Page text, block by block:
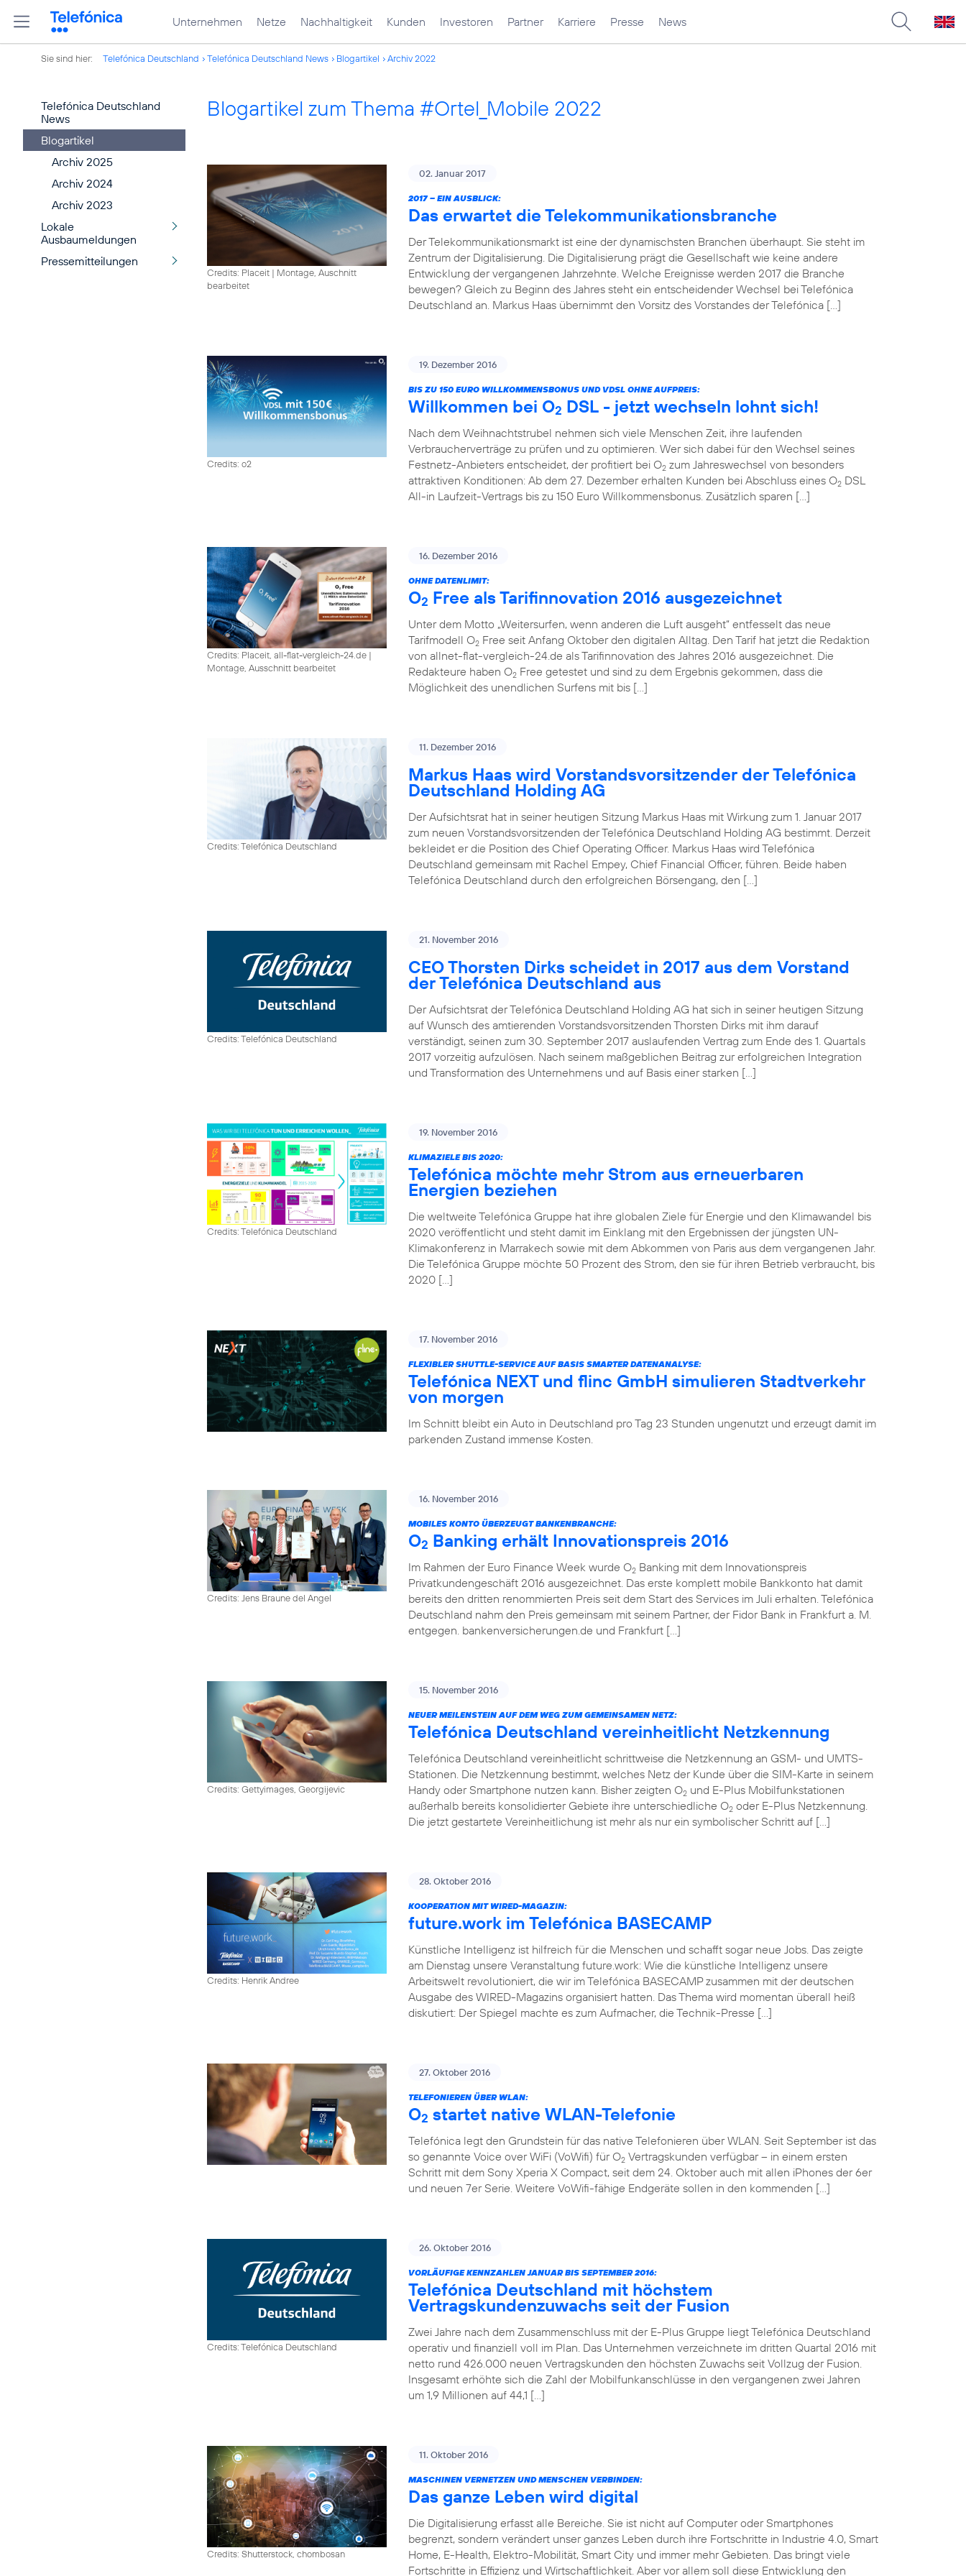
Unternehmen Netze Nachhaltigkeit Kunden Investoren Partner Karriere Presse News
Sie sind hier: Telefónica Deutschland Telefónica Deutschland News Blogartikel Archiv 2022
Telefónica Deutschland
News
Blogartikel
Archiv 2025
Archiv 2024
Archiv 2023
Lokale
Ausbaumeldungen
Pressemitteilungen
Blogartikel zum Thema #Ortel_Mobile 2022
Credits: Placeit | Montage, Auschnitt
bearbeitet
02. Januar 2017
2017 – EIN AUSBLICK:
Das erwartet die Telekommunikationsbranche
Der Telekommunikationsmarkt ist eine der dynamischsten Branchen überhaupt. Sie steht im
Zentrum der Digitalisierung. Die Digitalisierung prägt die Gesellschaft wie keine andere
Entwicklung der vergangenen Jahrzehnte. Welche Ereignisse werden 2017 die Branche
bewegen? Gleich zu Beginn des Jahres steht ein entscheidender Wechsel bei Telefónica
Deutschland an. Markus Haas übernimmt den Vorsitz des Vorstandes der Telefónica […]
Credits: o2
19. Dezember 2016
BIS ZU 150 EURO WILLKOMMENSBONUS UND VDSL OHNE AUFPREIS:
Willkommen bei O2 DSL - jetzt wechseln lohnt sich!
Nach dem Weihnachtstrubel nehmen sich viele Menschen Zeit, ihre laufenden
Verbraucherverträge zu prüfen und zu optimieren. Wer sich dabei für den Wechsel seines
Festnetz-Anbieters entscheidet, der profitiert bei O2 zum Jahreswechsel von besonders
attraktiven Konditionen: Ab dem 27. Dezember erhalten Kunden bei Abschluss eines O2 DSL
All-in Laufzeit-Vertrags bis zu 150 Euro Willkommensbonus. Zusätzlich sparen […]
Credits: Placeit, all-flat-vergleich-24.de |
Montage, Ausschnitt bearbeitet
16. Dezember 2016
OHNE DATENLIMIT:
O2 Free als Tarifinnovation 2016 ausgezeichnet
Unter dem Motto „Weitersurfen, wenn anderen die Luft ausgeht“ entfesselt das neue
Tarifmodell O2 Free seit Anfang Oktober den digitalen Alltag. Den Tarif hat jetzt die Redaktion
von allnet-flat-vergleich-24.de als Tarifinnovation des Jahres 2016 ausgezeichnet. Die
Redakteure haben O2 Free getestet und sind zu dem Ergebnis gekommen, dass die
Möglichkeit des unendlichen Surfens mit bis […]
Credits: Telefónica Deutschland
11. Dezember 2016
Markus Haas wird Vorstandsvorsitzender der Telefónica
Deutschland Holding AG
Der Aufsichtsrat hat in seiner heutigen Sitzung Markus Haas mit Wirkung zum 1. Januar 2017
zum neuen Vorstandsvorsitzenden der Telefónica Deutschland Holding AG bestimmt. Derzeit
bekleidet er die Position des Chief Operating Officer. Markus Haas wird Telefónica
Deutschland gemeinsam mit Rachel Empey, Chief Financial Officer, führen. Beide haben
Telefónica Deutschland durch den erfolgreichen Börsengang, den […]
Credits: Telefónica Deutschland
21. November 2016
CEO Thorsten Dirks scheidet in 2017 aus dem Vorstand
der Telefónica Deutschland aus
Der Aufsichtsrat der Telefónica Deutschland Holding AG hat sich in seiner heutigen Sitzung
auf Wunsch des amtierenden Vorstandsvorsitzenden Thorsten Dirks mit ihm darauf
verständigt, seinen zum 30. September 2017 auslaufenden Vertrag zum Ende des 1. Quartals
2017 vorzeitig aufzulösen. Nach seinem maßgeblichen Beitrag zur erfolgreichen Integration
und Transformation des Unternehmens und auf Basis einer starken […]
Credits: Telefónica Deutschland
19. November 2016
KLIMAZIELE BIS 2020:
Telefónica möchte mehr Strom aus erneuerbaren
Energien beziehen
Die weltweite Telefónica Gruppe hat ihre globalen Ziele für Energie und den Klimawandel bis
2020 veröffentlicht und steht damit im Einklang mit den Ergebnissen der jüngsten UN-
Klimakonferenz in Marrakech sowie mit dem Abkommen von Paris aus dem vergangenen Jahr.
Die Telefónica Gruppe möchte 50 Prozent des Strom, den sie für ihren Betrieb verbraucht, bis
2020 […]
17. November 2016
FLEXIBLER SHUTTLE-SERVICE AUF BASIS SMARTER DATENANALYSE:
Telefónica NEXT und flinc GmbH simulieren Stadtverkehr
von morgen
Im Schnitt bleibt ein Auto in Deutschland pro Tag 23 Stunden ungenutzt und erzeugt damit im
parkenden Zustand immense Kosten.
Credits: Jens Braune del Angel
16. November 2016
MOBILES KONTO ÜBERZEUGT BANKENBRANCHE:
O2 Banking erhält Innovationspreis 2016
Im Rahmen der Euro Finance Week wurde O2 Banking mit dem Innovationspreis
Privatkundengeschäft 2016 ausgezeichnet. Das erste komplett mobile Bankkonto hat damit
bereits den dritten renommierten Preis seit dem Start des Services im Juli erhalten. Telefónica
Deutschland nahm den Preis gemeinsam mit seinem Partner, der Fidor Bank in Frankfurt a. M.
entgegen. bankenversicherungen.de und Frankfurt […]
Credits: Gettyimages, Georgijevic
15. November 2016
NEUER MEILENSTEIN AUF DEM WEG ZUM GEMEINSAMEN NETZ:
Telefónica Deutschland vereinheitlicht Netzkennung
Telefónica Deutschland vereinheitlicht schrittweise die Netzkennung an GSM- und UMTS-
Stationen. Die Netzkennung bestimmt, welches Netz der Kunde über die SIM-Karte in seinem
Handy oder Smartphone nutzen kann. Bisher zeigten O2 und E-Plus Mobilfunkstationen
außerhalb bereits konsolidierter Gebiete ihre unterschiedliche O2 oder E-Plus Netzkennung.
Die jetzt gestartete Vereinheitlichung ist mehr als nur ein symbolischer Schritt auf […]
Credits: Henrik Andree
28. Oktober 2016
KOOPERATION MIT WIRED-MAGAZIN:
future.work im Telefónica BASECAMP
Künstliche Intelligenz ist hilfreich für die Menschen und schafft sogar neue Jobs. Das zeigte
am Dienstag unsere Veranstaltung future.work: Wie die künstliche Intelligenz unsere
Arbeitswelt revolutioniert, die wir im Telefónica BASECAMP zusammen mit der deutschen
Ausgabe des WIRED-Magazins organisiert hatten. Das Thema wird momentan überall heiß
diskutiert: Der Spiegel machte es zum Aufmacher, die Technik-Presse […]
27. Oktober 2016
TELEFONIEREN ÜBER WLAN:
O2 startet native WLAN-Telefonie
Telefónica legt den Grundstein für das native Telefonieren über WLAN. Seit September ist das
so genannte Voice over WiFi (VoWifi) für O2 Vertragskunden verfügbar – in einem ersten
Schritt mit dem Sony Xperia X Compact, seit dem 24. Oktober auch mit allen iPhones der 6er
und neuen 7er Serie. Weitere VoWifi-fähige Endgeräte sollen in den kommenden […]
Credits: Telefónica Deutschland
26. Oktober 2016
VORLÄUFIGE KENNZAHLEN JANUAR BIS SEPTEMBER 2016:
Telefónica Deutschland mit höchstem
Vertragskundenzuwachs seit der Fusion
Zwei Jahre nach dem Zusammenschluss mit der E-Plus Gruppe liegt Telefónica Deutschland
operativ und finanziell voll im Plan. Das Unternehmen verzeichnete im dritten Quartal 2016 mit
netto rund 426.000 neuen Vertragskunden den höchsten Zuwachs seit Vollzug der Fusion.
Insgesamt erhöhte sich die Zahl der Mobilfunkanschlüsse in den vergangenen zwei Jahren
um 1,9 Millionen auf 44,1 […]
Credits: Shutterstock, chombosan
11. Oktober 2016
MASCHINEN VERNETZEN UND MENSCHEN VERBINDEN:
Das ganze Leben wird digital
Die Digitalisierung erfasst alle Bereiche. Sie ist nicht auf Computer oder Smartphones
begrenzt, sondern verändert unser ganzes Leben durch ihre Fortschritte in Industrie 4.0, Smart
Home, E-Health, Elektro-Mobilität, Smart City und immer mehr Gebieten. Das bringt viele
Fortschritte in Effizienz und Wirtschaftlichkeit. Aber vor allem soll diese Entwicklung den